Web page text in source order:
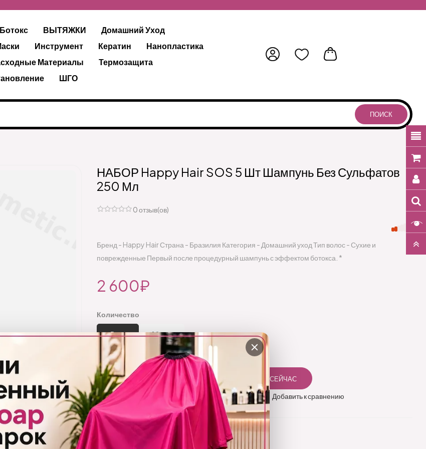
Ботокс ВЫТЯЖКИ
Домашний Уход
Инструмент Кератин
Нанопластика
Материалы
Термозащита
ШГО
ПОИСК
НАБОР Happy Hair SOS 5 Шт Шампунь Без Сульфатов
250 Мл
0 отзыв(ов)
Бренд - Happy Hair Страна - Бразилия Категория - Домашний уход Тип волос - Сухие и
поврежденные Первый после процедурный шампунь с эффектом ботокса. *
2 600₽
Количество
5 шт. 10 шт.
Количество:
Добавить в избранное Добавить к сравнению
Бренд:
Happy Hair
Код товара: